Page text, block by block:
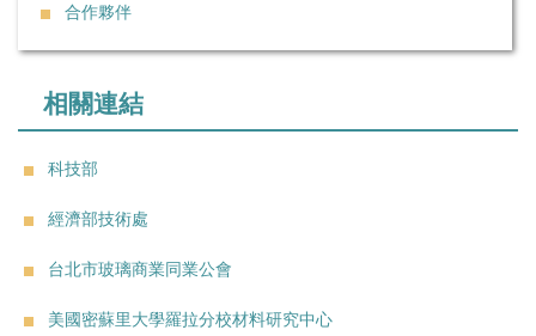
合作夥伴
相關連結
科技部
經濟部技術處
台北市玻璃商業同業公會
美國密蘇里大學羅拉分校材料研究中心